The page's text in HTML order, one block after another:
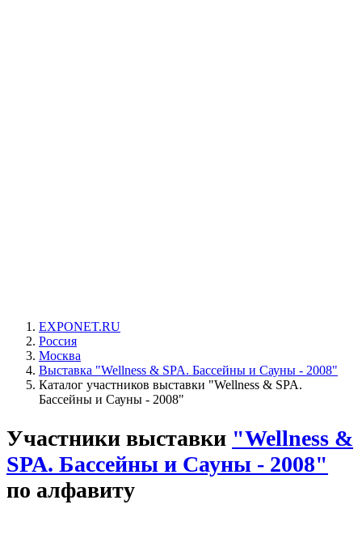
EXPONET.RU
Россия
Москва
Выставка "Wellness & SPA. Бассейны и Сауны - 2008"
Каталог участников выставки "Wellness & SPA.
Бассейны и Сауны - 2008"
Участники выставки "Wellness &
SPA. Бассейны и Сауны - 2008"
по алфавиту